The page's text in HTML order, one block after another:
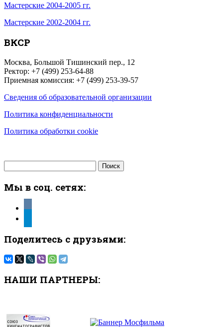
Мастерские 2004-2005 гг.
Мастерские 2002-2004 гг.
ВКСР
Москва, Большой Тишинский пер., 12
Ректор: +7 (499) 253-64-88
Приемная комиссия: +7 (499) 253-39-57
Сведения об образовательной организации
Политика конфиденциальности
Политика обработки cookie
Мы в соц. сетях:
Поделитесь с друзьями:
НАШИ ПАРТНЕРЫ: